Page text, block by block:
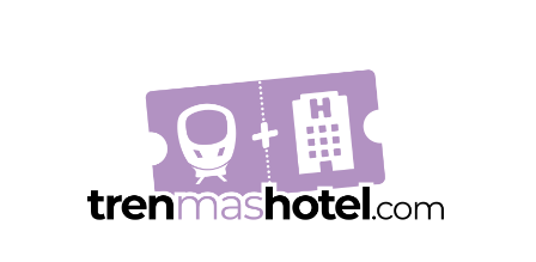
¿Por qué comprarbilletes AVE?
El Ave en España es sinónimo de viajar cómodo y en el
menor tiempo posible, además de sostenible. Es una
alternativa de transporte perfecta para las personas